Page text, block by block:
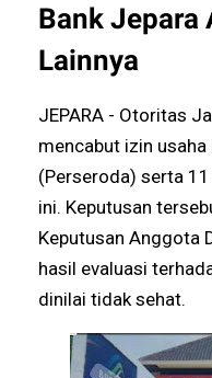
Bank Jepara
Lainnya
JEPARA - Otoritas
mencabut izin usaha
(Perseroda) serta 11
ini. Keputusan
Keputusan Anggota
hasil evaluasi
dinilai tidak sehat.